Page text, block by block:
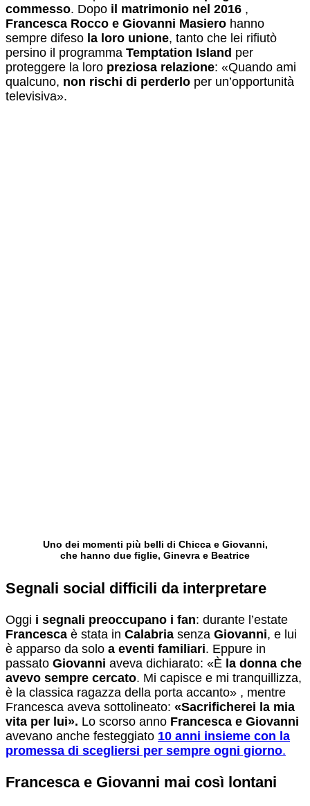
commesso. Dopo il matrimonio nel 2016 ,
Francesca Rocco e Giovanni Masiero hanno
sempre difeso la loro unione, tanto che lei rifiutò
persino il programma Temptation Island per
proteggere la loro preziosa relazione: «Quando ami
qualcuno, non rischi di perderlo per un’opportunità
televisiva».
Uno dei momenti più belli di Chicca e Giovanni,
che hanno due figlie, Ginevra e Beatrice
Segnali social difficili da interpretare
Oggi i segnali preoccupano i fan: durante l’estate
Francesca è stata in Calabria senza Giovanni, e lui
è apparso da solo a eventi familiari. Eppure in
passato Giovanni aveva dichiarato: «È la donna che
avevo sempre cercato. Mi capisce e mi tranquillizza,
è la classica ragazza della porta accanto» , mentre
Francesca aveva sottolineato: «Sacrificherei la mia
vita per lui». Lo scorso anno Francesca e Giovanni
avevano anche festeggiato 10 anni insieme con la
promessa di scegliersi per sempre ogni giorno.
Francesca e Giovanni mai così lontani